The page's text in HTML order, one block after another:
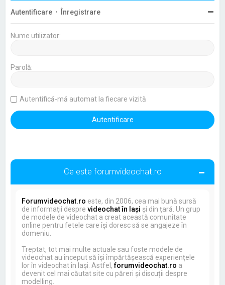
Autentificare •Înregistrare
Nume utilizator:
Parolă:
Autentifică-mă automat la fiecare vizită
Ce este forumvideochat.ro
Forumvideochat.ro este, din 2006, cea mai bună sursă
de informații desprevideochat în Iași și din țară. Un grup
de modele de videochat a creat această comunitate
online pentru fetele care își doresc să se angajeze în
domeniu.
Treptat, tot mai multe actuale sau foste modele de
videochat au început să își împărtășească experiențele
lor în videochat în Iași. Astfel,forumvideochat.ro a
devenit cel mai căutat site cu păreri și discuții despre
modelling.